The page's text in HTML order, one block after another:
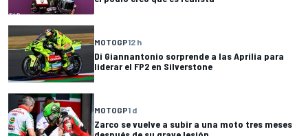
MOTOGP12 h
Di Giannantonio sorprende a las Aprilia para
liderar el FP2 en Silverstone
MOTOGP1 d
Zarco se vuelve a subir a una moto tres meses